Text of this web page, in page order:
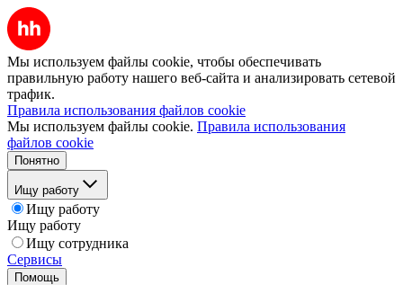
Мы используем файлы cookie, чтобы обеспечивать
правильную работу нашего веб-сайта и анализировать сетевой
трафик.
Правила использования файлов cookie
Мы используем файлы cookie. Правила использования
файлов cookie
Понятно
Ищу работу
Ищу работу
Ищу работу
Ищу сотрудника
Сервисы
Помощь